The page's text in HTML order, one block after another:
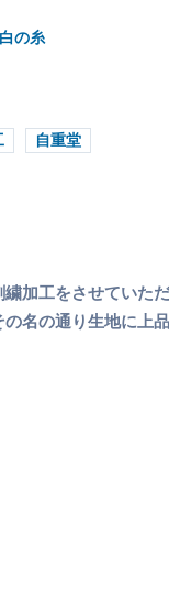
の糸
自重堂
加工をさせていた
名の通り生地に上